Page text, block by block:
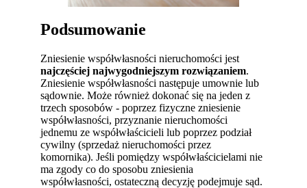
Podsumowanie
Zniesienie współwłasności nieruchomości jest
najczęściej najwygodniejszym rozwiązaniem.
Zniesienie współwłasności następuje umownie lub
sądownie. Może również dokonać się na jeden z
trzech sposobów - poprzez fizyczne zniesienie
współwłasności, przyznanie nieruchomości
jednemu ze współwłaścicieli lub poprzez podział
cywilny (sprzedaż nieruchomości przez
komornika). Jeśli pomiędzy współwłaścicielami nie
ma zgody co do sposobu zniesienia
współwłasności, ostateczną decyzję podejmuje sąd.